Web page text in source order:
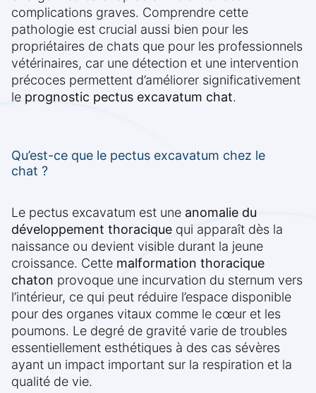
complications graves. Comprendre cette
pathologie est crucial aussi bien pour les
propriétaires de chats que pour les professionnels
vétérinaires, car une détection et une intervention
précoces permettent d’améliorer significativement
le prognostic pectus excavatum chat.
Qu’est-ce que le pectus excavatum chez le
chat ?
Le pectus excavatum est une anomalie du
développement thoracique qui apparaît dès la
naissance ou devient visible durant la jeune
croissance. Cette malformation thoracique
chaton provoque une incurvation du sternum vers
l’intérieur, ce qui peut réduire l’espace disponible
pour des organes vitaux comme le cœur et les
poumons. Le degré de gravité varie de troubles
essentiellement esthétiques à des cas sévères
ayant un impact important sur la respiration et la
qualité de vie.